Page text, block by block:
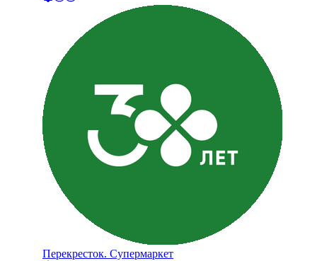
Перекресток. Супермаркет